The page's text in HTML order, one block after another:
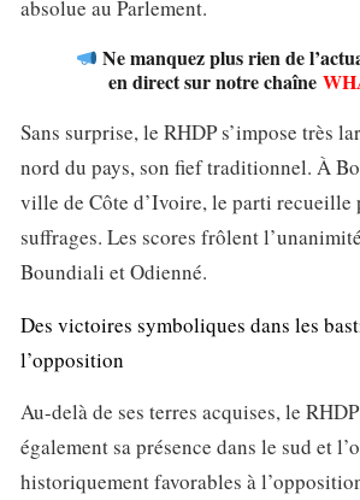
absolue au Parlement.
Ne manquez plus rien de
en direct sur notre chaîne
Sans surprise, le RHDP s’impose très
nord du pays, son fief traditionnel. À
ville de Côte d’Ivoire, le parti recueille
suffrages. Les scores frôlent
Boundiali et Odienné.
Des victoires symboliques dans les
l’opposition
Au-delà de ses terres acquises, le
également sa présence dans le sud et
historiquement favorables à